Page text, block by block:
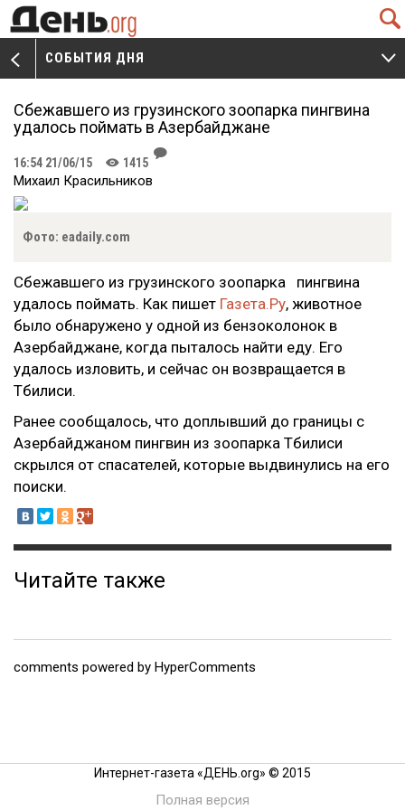
Q
V
СОБЫТИЯ ДНЯ
W
Сбежавшего из грузинского зоопарка пингвина
удалось поймать в Азербайджане
16:54 21/06/15 K 1415
J
Михаил Красильников
Фото: eadaily.com
Сбежавшего из грузинского зоопарка пингвина
удалось поймать. Как пишет Газета.Ру, животное
было обнаружено у одной из бензоколонок в
Азербайджане, когда пыталось найти еду. Его
удалось изловить, и сейчас он возвращается в
Тбилиси.
Ранее сообщалось, что доплывший до границы с
Азербайджаном пингвин из зоопарка Тбилиси
скрылся от спасателей, которые выдвинулись на его
поиски.
Читайте также
comments powered by HyperComments
Интернет-газета «ДЕНЬ.org» © 2015
Полная версия